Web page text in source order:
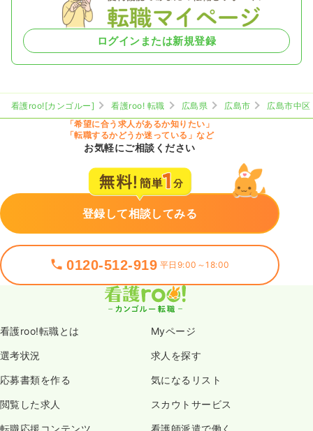
ログインまたは新規登録
看護roo![カンゴルー] 看護roo! 転職 広島県 広島市
広島市中区
「希望に合う求人があるか知りたい」
「転職するかどうか迷っている」など
お気軽にご相談ください
登録して相談してみる
0120-512-919 平日9:00～18:00
看護roo!転職とは Myページ
選考状況 求人を探す
応募書類を作る 気になるリスト
閲覧した求人 スカウトサービス
転職応援コンテンツ 看護師派遣で働く